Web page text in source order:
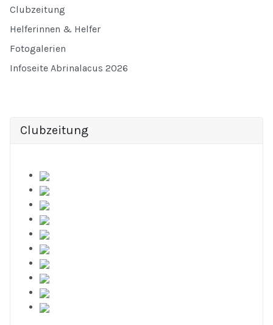
Clubzeitung
Helferinnen & Helfer
Fotogalerien
Infoseite Abrinalacus 2026
Clubzeitung